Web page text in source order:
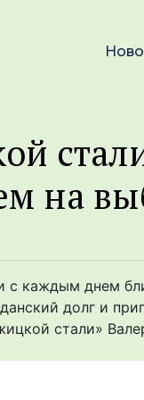
на
с каждым днем
долг и
стали»